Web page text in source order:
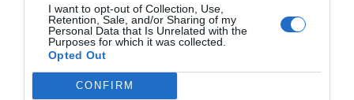
I want to opt-out of Collection, Use,
Retention, Sale, and/or Sharing of my
Personal Data that Is Unrelated with the
Purposes for which it was collected.
Opted Out
CONFIRM
που λες; Είχατε και συναντήσεις μετά το σχολείο;
Συνήθως θα καθόμασταν λίγο παραπάνω μετά τα
τόσα πολλά. Έπαιζα μπάσκετ, βόλεϊ, έκανα ενόργανη,